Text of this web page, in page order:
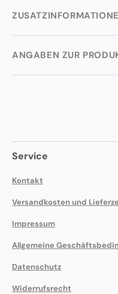
ANGABEN ZUR
Service
Kontakt
Versandkosten und
Impressum
Allgemeine
Datenschutz
Widerrufsrecht